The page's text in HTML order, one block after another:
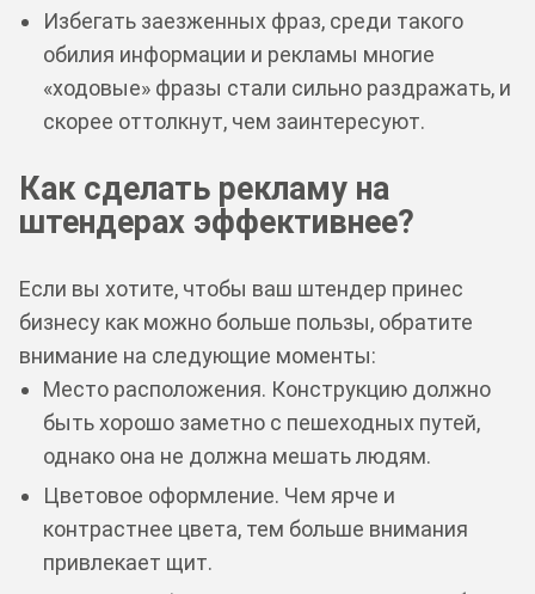
Избегать заезженных фраз, среди такого
обилия информации и рекламы многие
«ходовые» фразы стали сильно раздражать, и
скорее оттолкнут, чем заинтересуют.
Как сделать рекламу на
штендерах эффективнее?
Если вы хотите, чтобы ваш штендер принес
бизнесу как можно больше пользы, обратите
внимание на следующие моменты:
Место расположения. Конструкцию должно
быть хорошо заметно с пешеходных путей,
однако она не должна мешать людям.
Цветовое оформление. Чем ярче и
контрастнее цвета, тем больше внимания
привлекает щит.